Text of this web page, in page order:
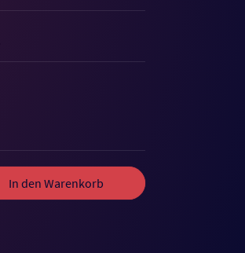
In den Warenkorb